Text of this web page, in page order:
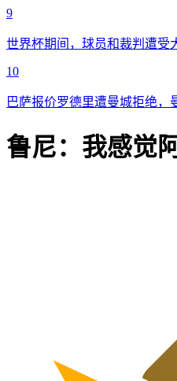
9
世界杯期间，球员和裁判遭受
10
巴萨报价罗德里遭曼城拒绝，
鲁尼：我感觉